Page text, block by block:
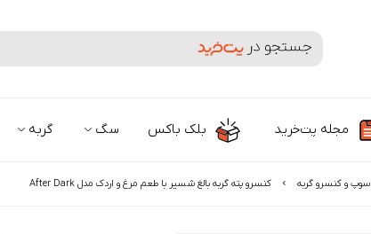
جستجوی محصولات و برندها
مجله پت‌خرید بلک باکس سگ گربه
سوپ و کنسرو گربه کنسرو پته گربه بالغ شسیر با طعم مرغ و اردک مدل After Dark